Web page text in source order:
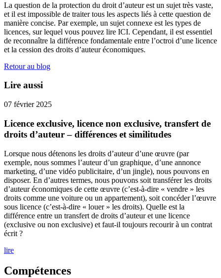
La question de la protection du droit d’auteur est un sujet très vaste,
et il est impossible de traiter tous les aspects liés à cette question de
manière concise. Par exemple, un sujet connexe est les types de
licences, sur lequel vous pouvez lire ICI. Cependant, il est essentiel
de reconnaître la différence fondamentale entre l’octroi d’une licence
et la cession des droits d’auteur économiques.
Retour au blog
Lire aussi
07 février 2025
Licence exclusive, licence non exclusive, transfert de
droits d’auteur – différences et similitudes
Lorsque nous détenons les droits d’auteur d’une œuvre (par
exemple, nous sommes l’auteur d’un graphique, d’une annonce
marketing, d’une vidéo publicitaire, d’un jingle), nous pouvons en
disposer. En d’autres termes, nous pouvons soit transférer les droits
d’auteur économiques de cette œuvre (c’est-à-dire « vendre » les
droits comme une voiture ou un appartement), soit concéder l’œuvre
sous licence (c’est-à-dire « louer » les droits). Quelle est la
différence entre un transfert de droits d’auteur et une licence
(exclusive ou non exclusive) et faut-il toujours recourir à un contrat
écrit ?
lire
Compétences